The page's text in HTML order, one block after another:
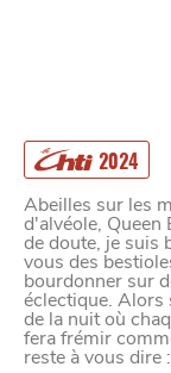
2024
Abeilles sur les
d'alvéole, Queen
de doute, je suis
vous des
bourdonner sur
éclectique. Alors
de la nuit où
fera frémir
reste à vous dire